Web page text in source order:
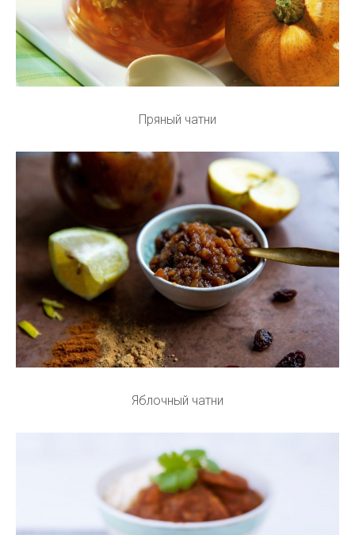
Пряный чатни
Яблочный чатни